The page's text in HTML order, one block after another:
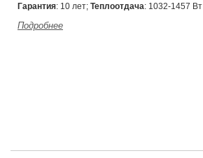
Гарантия: 10 лет; Теплоотдача: 1032-1457 Вт
Подробнее